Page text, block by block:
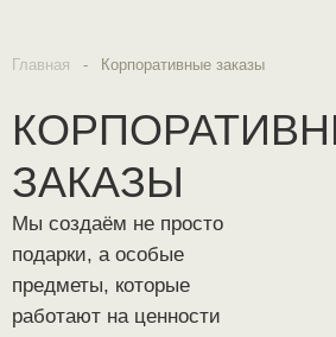
Главная - Корпоративные заказы
ЗАКАЗЫ
Мы создаём не просто
подарки, а особые
предметы, которые
работают на ценности